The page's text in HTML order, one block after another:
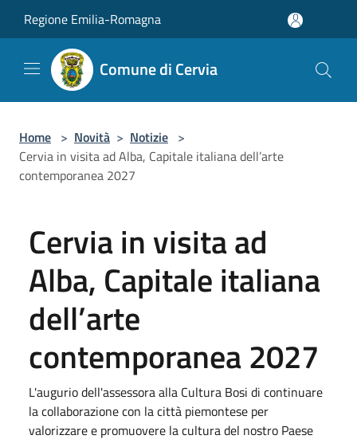
Regione Emilia-Romagna
Comune di Cervia
Home > Novità > Notizie >
Cervia in visita ad Alba, Capitale italiana dell’arte
contemporanea 2027
Cervia in visita ad
Alba, Capitale italiana
dell’arte
contemporanea 2027
L'augurio dell'assessora alla Cultura Bosi di continuare
la collaborazione con la città piemontese per
valorizzare e promuovere la cultura del nostro Paese